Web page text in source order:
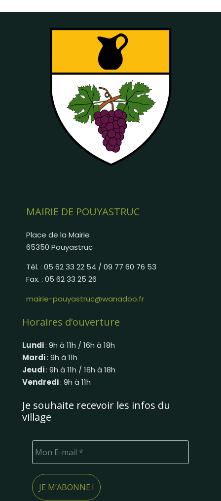
MAIRIE DE POUYASTRUC
Place de la Mairie
65350 Pouyastruc
Tél. : 05 62 33 22 54 / 09 77 60 76 53
Fax. : 05 62 33 25 26
mairie-pouyastruc@wanadoo.fr
Horaires d’ouverture
Lundi: 9h à 11h / 16h à 18h
Mardi: 9h à 11h
Jeudi: 9h à 11h / 16h à 18h
Vendredi: 9h à 11h
Je souhaite recevoir les infos du
village